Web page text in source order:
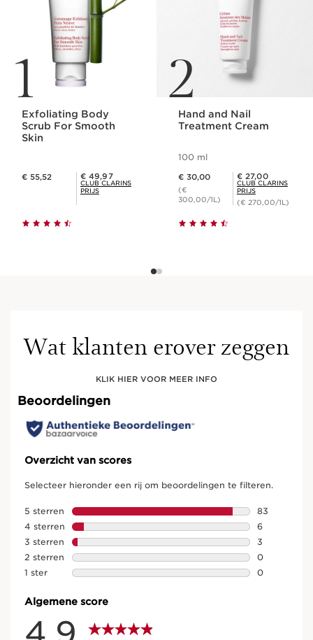
1
Exfoliating Body
Scrub For Smooth
Skin
€ 55,52 Club Clarins Prijs € 49,97
€ 49,97
CLUB CLARINS
PRIJS
2
Hand and Nail
Treatment Cream
100 ml
€ 30,00
(€
300,00/1L)
Club Clarins Prijs € 27,00
€ 27,00
CLUB CLARINS
PRIJS
(€ 270,00/1L)
Wat klanten erover zeggen
KLIK HIER VOOR MEER INFO